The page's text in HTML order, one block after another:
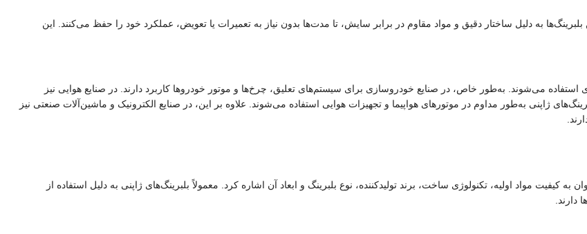
به دلیل ساختار دقیق و مواد مقاوم در برابر سایش، تا مدت‌ها بدون نیاز به تعمیرات یا تعویض، عملکرد خود را حفظ می‌کنند. این
می‌شوند. به‌طور خاص، در صنایع خودروسازی برای سیستم‌های تعلیق، چرخ‌ها و موتور خودروها کاربرد دارند. در صنایع هوایی نیز
ژاپنی به‌طور مداوم در موتورهای هواپیما و تجهیزات هوایی استفاده می‌شوند. علاوه بر این، در صنایع الکترونیک و ماشین‌آلات صنعتی نیز
کیفیت مواد اولیه، تکنولوژی ساخت، برند تولیدکننده، نوع بلبرینگ و ابعاد آن اشاره کرد. معمولاً بلبرینگ‌های ژاپنی به دلیل استفاده از
دارند.